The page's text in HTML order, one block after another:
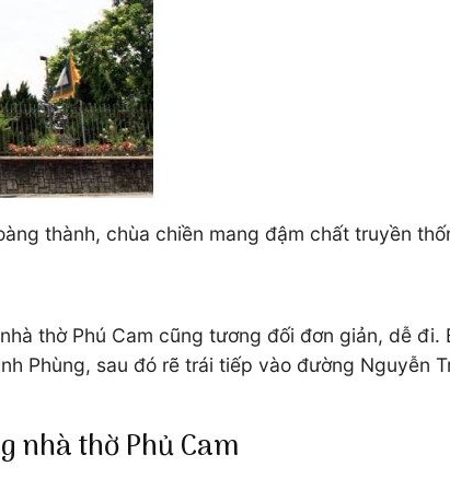
thành, chùa chiền mang đậm chất truyền
thờ Phú Cam cũng tương đối đơn giản, dễ
Phùng, sau đó rẽ trái tiếp vào đường Nguyễn
nhà thờ Phủ Cam